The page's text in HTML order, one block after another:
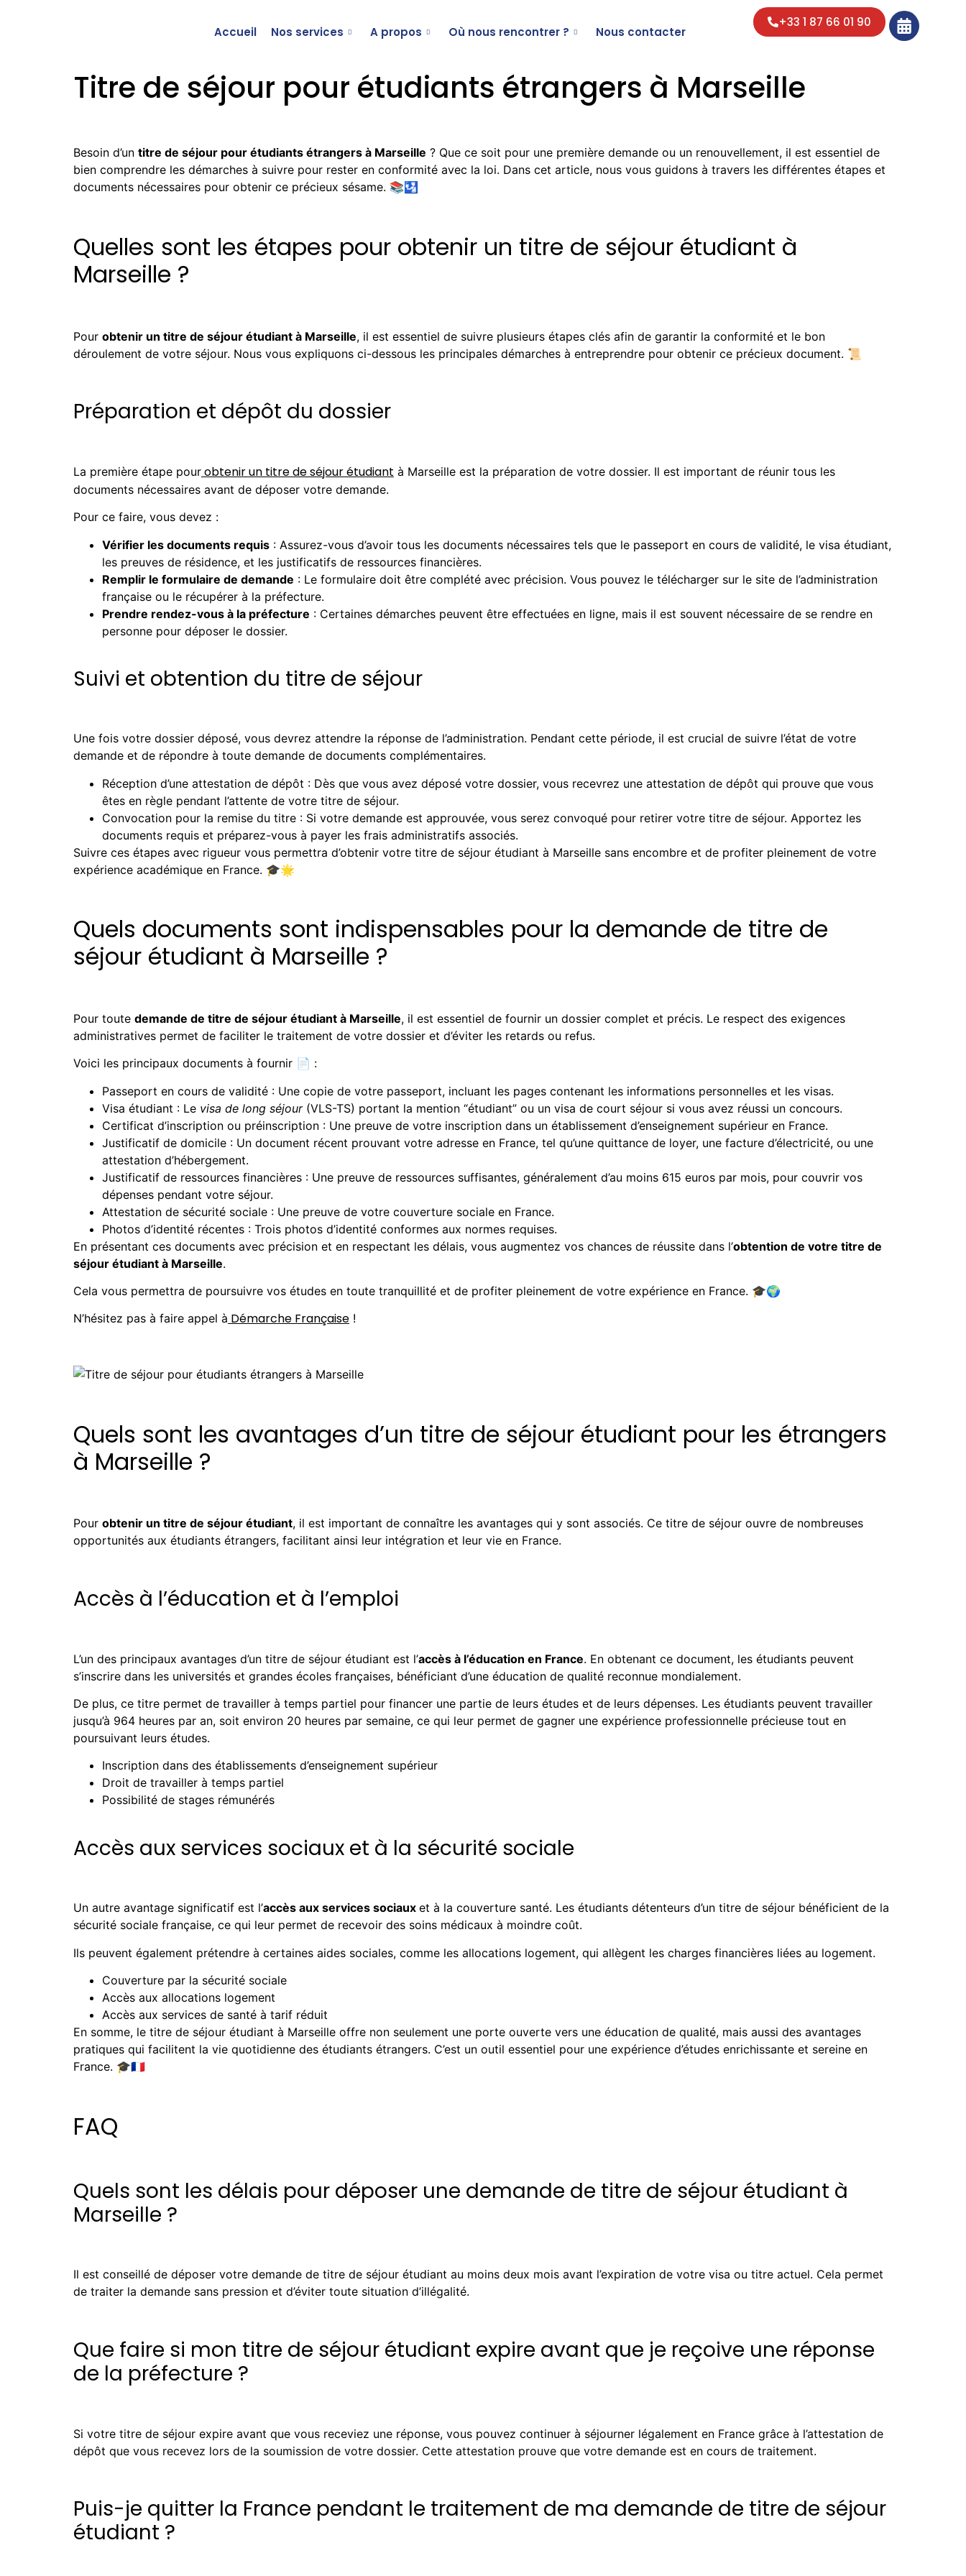
Accueil Nos services A propos Où nous rencontrer ? Nous contacter
+33 1 87 66 01 90
Titre de séjour pour étudiants étrangers à Marseille
Besoin d’un titre de séjour pour étudiants étrangers à Marseille ? Que ce soit pour une première demande ou un renouvellement, il est essentiel de
bien comprendre les démarches à suivre pour rester en conformité avec la loi. Dans cet article, nous vous guidons à travers les différentes étapes et
documents nécessaires pour obtenir ce précieux sésame. 📚🛂
Quelles sont les étapes pour obtenir un titre de séjour étudiant à
Marseille ?
Pour obtenir un titre de séjour étudiant à Marseille, il est essentiel de suivre plusieurs étapes clés afin de garantir la conformité et le bon
déroulement de votre séjour. Nous vous expliquons ci-dessous les principales démarches à entreprendre pour obtenir ce précieux document. 📜
Préparation et dépôt du dossier
La première étape pour obtenir un titre de séjour étudiant à Marseille est la préparation de votre dossier. Il est important de réunir tous les
documents nécessaires avant de déposer votre demande.
Pour ce faire, vous devez :
Vérifier les documents requis : Assurez-vous d’avoir tous les documents nécessaires tels que le passeport en cours de validité, le visa étudiant,
les preuves de résidence, et les justificatifs de ressources financières.
Remplir le formulaire de demande : Le formulaire doit être complété avec précision. Vous pouvez le télécharger sur le site de l’administration
française ou le récupérer à la préfecture.
Prendre rendez-vous à la préfecture : Certaines démarches peuvent être effectuées en ligne, mais il est souvent nécessaire de se rendre en
personne pour déposer le dossier.
Suivi et obtention du titre de séjour
Une fois votre dossier déposé, vous devrez attendre la réponse de l’administration. Pendant cette période, il est crucial de suivre l’état de votre
demande et de répondre à toute demande de documents complémentaires.
Réception d’une attestation de dépôt : Dès que vous avez déposé votre dossier, vous recevrez une attestation de dépôt qui prouve que vous
êtes en règle pendant l’attente de votre titre de séjour.
Convocation pour la remise du titre : Si votre demande est approuvée, vous serez convoqué pour retirer votre titre de séjour. Apportez les
documents requis et préparez-vous à payer les frais administratifs associés.
Suivre ces étapes avec rigueur vous permettra d’obtenir votre titre de séjour étudiant à Marseille sans encombre et de profiter pleinement de votre
expérience académique en France. 🎓🌟
Quels documents sont indispensables pour la demande de titre de
séjour étudiant à Marseille ?
Pour toute demande de titre de séjour étudiant à Marseille, il est essentiel de fournir un dossier complet et précis. Le respect des exigences
administratives permet de faciliter le traitement de votre dossier et d’éviter les retards ou refus.
Voici les principaux documents à fournir 📄 :
Passeport en cours de validité : Une copie de votre passeport, incluant les pages contenant les informations personnelles et les visas.
Visa étudiant : Le visa de long séjour(VLS-TS) portant la mention “étudiant” ou un visa de court séjour si vous avez réussi un concours.
Certificat d’inscription ou préinscription : Une preuve de votre inscription dans un établissement d’enseignement supérieur en France.
Justificatif de domicile : Un document récent prouvant votre adresse en France, tel qu’une quittance de loyer, une facture d’électricité, ou une
attestation d’hébergement.
Justificatif de ressources financières : Une preuve de ressources suffisantes, généralement d’au moins 615 euros par mois, pour couvrir vos
dépenses pendant votre séjour.
Attestation de sécurité sociale : Une preuve de votre couverture sociale en France.
Photos d’identité récentes : Trois photos d’identité conformes aux normes requises.
En présentant ces documents avec précision et en respectant les délais, vous augmentez vos chances de réussite dans l’obtention de votre titre de
séjour étudiant à Marseille.
Cela vous permettra de poursuivre vos études en toute tranquillité et de profiter pleinement de votre expérience en France. 🎓🌍
N’hésitez pas à faire appel à Démarche Française !
Quels sont les avantages d’un titre de séjour étudiant pour les étrangers
à Marseille ?
Pour obtenir un titre de séjour étudiant, il est important de connaître les avantages qui y sont associés. Ce titre de séjour ouvre de nombreuses
opportunités aux étudiants étrangers, facilitant ainsi leur intégration et leur vie en France.
Accès à l’éducation et à l’emploi
L’un des principaux avantages d’un titre de séjour étudiant est l’accès à l’éducation en France. En obtenant ce document, les étudiants peuvent
s’inscrire dans les universités et grandes écoles françaises, bénéficiant d’une éducation de qualité reconnue mondialement.
De plus, ce titre permet de travailler à temps partiel pour financer une partie de leurs études et de leurs dépenses. Les étudiants peuvent travailler
jusqu’à 964 heures par an, soit environ 20 heures par semaine, ce qui leur permet de gagner une expérience professionnelle précieuse tout en
poursuivant leurs études.
Inscription dans des établissements d’enseignement supérieur
Droit de travailler à temps partiel
Possibilité de stages rémunérés
Accès aux services sociaux et à la sécurité sociale
Un autre avantage significatif est l’accès aux services sociaux et à la couverture santé. Les étudiants détenteurs d’un titre de séjour bénéficient de la
sécurité sociale française, ce qui leur permet de recevoir des soins médicaux à moindre coût.
Ils peuvent également prétendre à certaines aides sociales, comme les allocations logement, qui allègent les charges financières liées au logement.
Couverture par la sécurité sociale
Accès aux allocations logement
Accès aux services de santé à tarif réduit
En somme, le titre de séjour étudiant à Marseille offre non seulement une porte ouverte vers une éducation de qualité, mais aussi des avantages
pratiques qui facilitent la vie quotidienne des étudiants étrangers. C’est un outil essentiel pour une expérience d’études enrichissante et sereine en
France. 🎓🇫🇷
FAQ
Quels sont les délais pour déposer une demande de titre de séjour étudiant à
Marseille ?
Il est conseillé de déposer votre demande de titre de séjour étudiant au moins deux mois avant l’expiration de votre visa ou titre actuel. Cela permet
de traiter la demande sans pression et d’éviter toute situation d’illégalité.
Que faire si mon titre de séjour étudiant expire avant que je reçoive une réponse
de la préfecture ?
Si votre titre de séjour expire avant que vous receviez une réponse, vous pouvez continuer à séjourner légalement en France grâce à l’attestation de
dépôt que vous recevez lors de la soumission de votre dossier. Cette attestation prouve que votre demande est en cours de traitement.
Puis-je quitter la France pendant le traitement de ma demande de titre de séjour
étudiant ?